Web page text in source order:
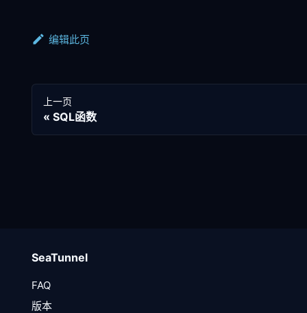
编辑此页
上一页
SQL函数
SeaTunnel
FAQ
版本